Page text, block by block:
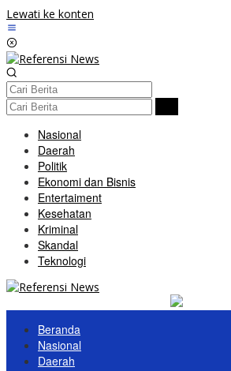
Lewati ke konten
Nasional
Daerah
Politik
Ekonomi dan Bisnis
Entertaiment
Kesehatan
Kriminal
Skandal
Teknologi
Beranda
Nasional
Daerah